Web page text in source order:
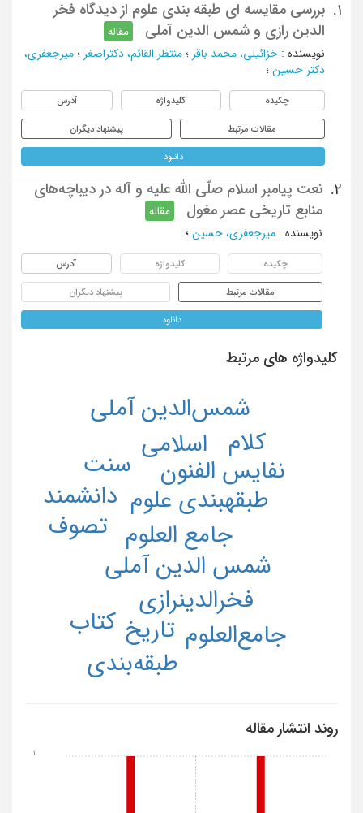
1.
بررسی مقایسه ای طبقه بندی علوم از دیدگاه فخر
الدین رازی و شمس الدین آملی
مقاله
نویسنده : خزائیلی، محمد باقر ؛ منتظر القائم، دکتراصغر ؛ میرجعفری،
دکتر حسین ؛
چکیده کلیدواژه آدرس
مقالات مرتبط پیشنهاد دیگران
دانلود
2.
نعت پیامبر اسلام صلّی الله علیه و آله در دیباچه‌های
منابع تاریخی عصر مغول
مقاله
نویسنده : میرجعفری، حسین ؛
چکیده کلیدواژه آدرس
مقالات مرتبط پیشنهاد دیگران
دانلود
کلیدواژه های مرتبط
جامع العلوم
شمس الدین آملی
طبقه­بندی علوم
فخرالدینرازی
نفایس الفنون
اسلامی
تاریخ
تصوف
جامع‌العلوم
دانشمند
سنت
شمس‌الدین آملی
طبقه‌بندی
کتاب
کلام
روند انتشار مقاله
1